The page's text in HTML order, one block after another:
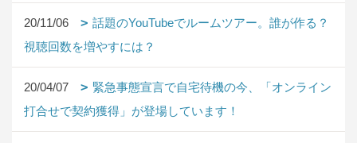
20/11/06
話題のYouTubeでルームツアー。誰が作る？
視聴回数を増やすには？
20/04/07
緊急事態宣言で自宅待機の今、「オンライン
打合せで契約獲得」が登場しています！